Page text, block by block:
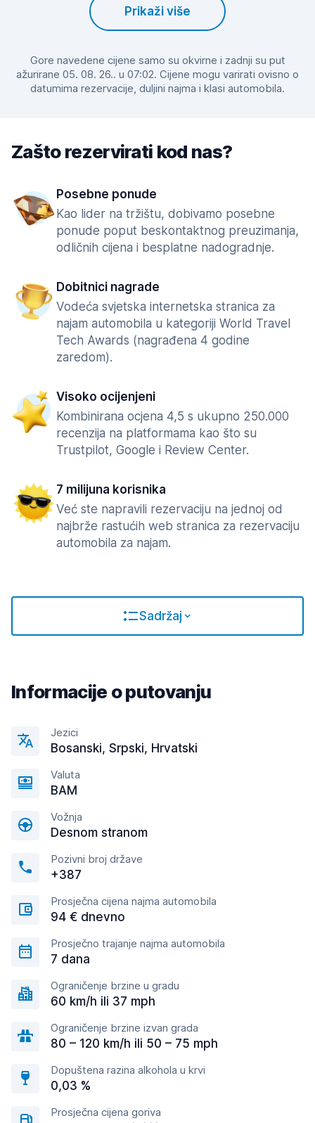
Prikaži više
Gore navedene cijene samo su okvirne i zadnji su put
ažurirane 05. 08. 26.. u 07:02. Cijene mogu varirati ovisno o
datumima rezervacije, duljini najma i klasi automobila.
Zašto rezervirati kod nas?
Posebne ponude
Kao lider na tržištu, dobivamo posebne
ponude poput beskontaktnog preuzimanja,
odličnih cijena i besplatne nadogradnje.
Dobitnici nagrade
Vodeća svjetska internetska stranica za
najam automobila u kategoriji World Travel
Tech Awards (nagrađena 4 godine
zaredom).
Visoko ocijenjeni
Kombinirana ocjena 4,5 s ukupno 250.000
recenzija na platformama kao što su
Trustpilot, Google i Review Center.
7 milijuna korisnika
Već ste napravili rezervaciju na jednoj od
najbrže rastućih web stranica za rezervaciju
automobila za najam.
Sadržaj
Informacije o putovanju
Jezici
Bosanski, Srpski, Hrvatski
Valuta
BAM
Vožnja
Desnom stranom
Pozivni broj države
+387
Prosječna cijena najma automobila
94 € dnevno
Prosječno trajanje najma automobila
7 dana
Ograničenje brzine u gradu
60 km/h ili 37 mph
Ograničenje brzine izvan grada
80 – 120 km/h ili 50 – 75 mph
Dopuštena razina alkohola u krvi
0,03 %
Prosječna cijena goriva